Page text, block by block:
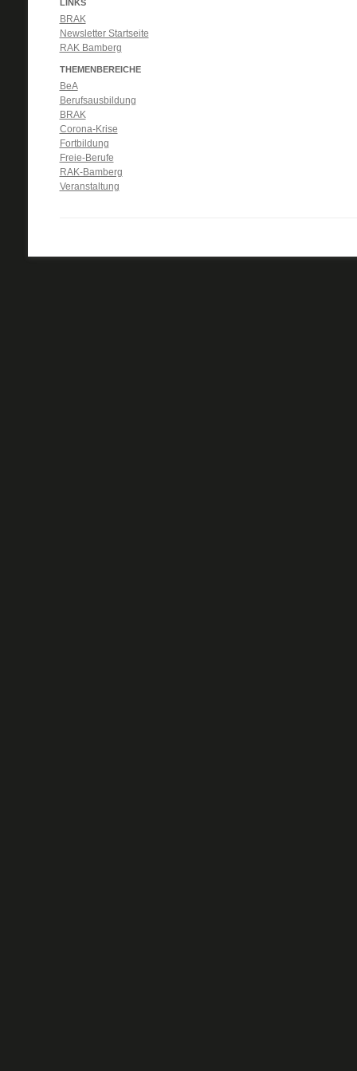
LINKS
BRAK
Newsletter Startseite
RAK Bamberg
THEMENBEREICHE
BeA
Berufsausbildung
BRAK
Corona-Krise
Fortbildung
Freie-Berufe
RAK-Bamberg
Veranstaltung